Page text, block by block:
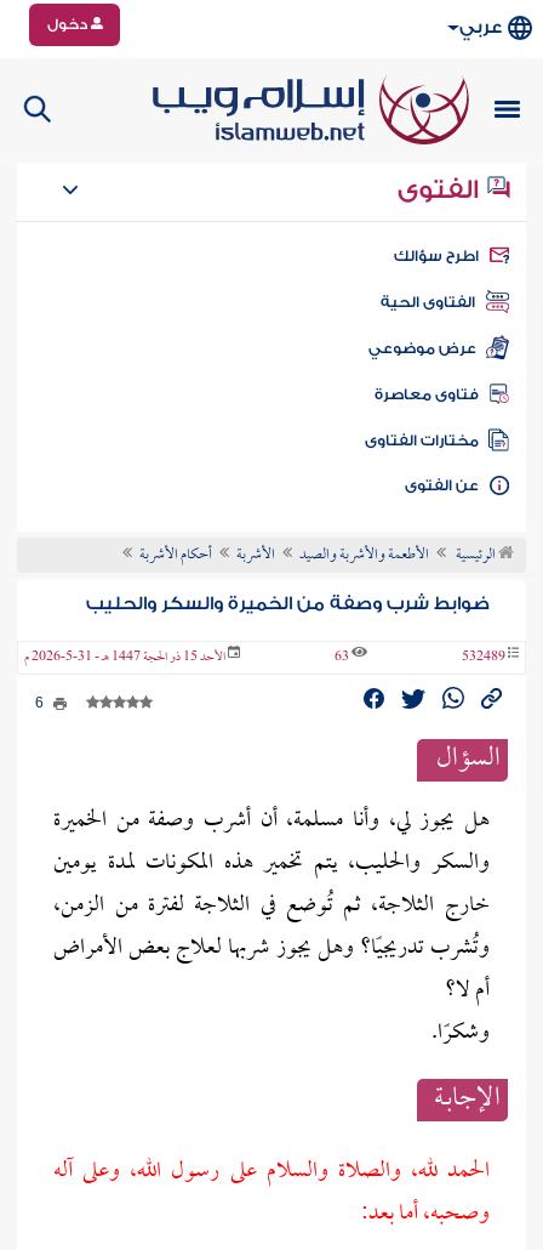
عربي دخول
الفتوى
سؤالك
الفتاوى الحية
عرض موضوعي
فتاوى معاصرة
مختارات الفتاوى
الفتوى
الرئيسية الأطعمة والأشربة والصيد الأشربة أحكام الأشربة
ضوابط شرب وصفة من الخميرة والسكر والحليب
532489
63 الأحد 15 ذو الحجة 1447 هـ - 31-5-2026 م
السؤال
هل يجوز لي، وأنا مسلمة، أن أشرب وصفة من الخميرة
والسكر والحليب، يتم تخمير هذه المكونات لمدة يومين
خارج الثلاجة، ثم تُوضع في الثلاجة لفترة من الزمن،
وتُشرب تدريجيًا؟ وهل يجوز شربها لعلاج بعض الأمراض
أم لا؟
وشكرًا.
الإجابــة
الحمد لله، والصلاة والسلام على رسول الله، وعلى آله
وصحبه، أما بعد: